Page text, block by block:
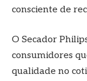
consciente de
O Secador
consumidores
qualidade no